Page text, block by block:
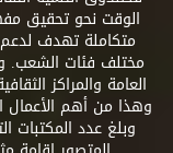
الوقت نحو تحقيق
متكاملة تهدف لدعم
مختلف فئات الشعب.
العامة والمراكز
وهذا من أهم
وبلغ عدد